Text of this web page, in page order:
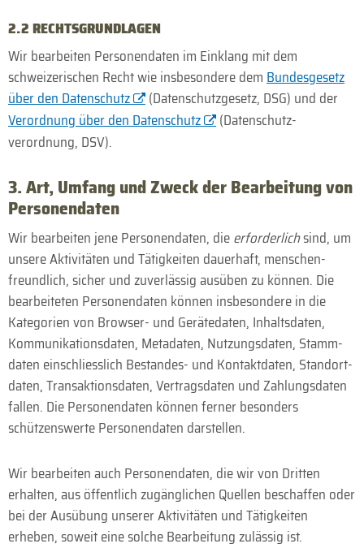
2.2 RECHTS­GRUNDLAGEN
Wir bearbeiten Personen­daten im Einklang mit dem
schweizerischen Recht wie insbesondere dem Bundes­gesetz
über den Daten­schutz
(Daten­schutz­gesetz, DSG) und der
Verordnung über den Daten­schutz
(Daten­schutz­
verordnung, DSV).
3. Art, Umfang und Zweck der Bearbeitung von
Personen­daten
Wir bearbeiten jene Personen­daten, dieerforderlichsind, um
unsere Aktivitäten und Tätig­keiten dauerhaft, menschen­
freundlich, sicher und zuverlässig ausüben zu können. Die
bearbeiteten Personen­daten können insbesondere in die
Kategorien von Browser- und Gerätedaten, Inhalts­daten,
Kommuni­kations­daten, Meta­daten, Nutzungs­daten, Stamm­
daten einschliesslich Bestandes- und Kontakt­daten, Standort­
daten, Transaktions­daten, Vertrags­daten und Zahlungs­daten
fallen. Die Personen­daten können ferner besonders
schützens­werte Personen­daten darstellen.
Wir bearbeiten auch Personen­daten, die wir von Dritten
erhalten, aus öffentlich zugäng­lichen Quellen beschaffen oder
bei der Ausübung unserer Aktivitäten und Tätig­keiten
erheben, soweit eine solche Bearbeitung zulässig ist.